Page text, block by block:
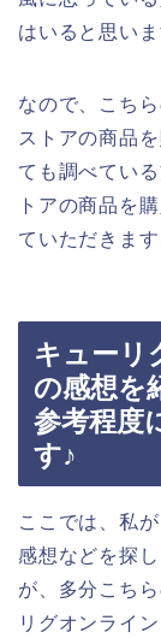
はいると思いま
なので、こち
ストアの商品
ても調べてい
トアの商品を
ていただきます
キューリ
の感想を
参考程度
す♪
ここでは、私
感想などを探
が、多分こち
リグオンライ